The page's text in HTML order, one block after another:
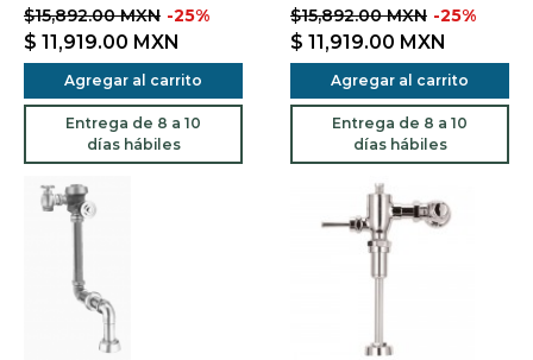
$15,892.00 MXN -25%
$ 11,919.00 MXN
Agregar al carrito
Entrega de 8 a 10
días hábiles
$15,892.00 MXN -25%
$ 11,919.00 MXN
Agregar al carrito
Entrega de 8 a 10
días hábiles